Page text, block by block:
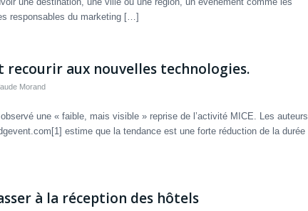
responsables du marketing […]
recourir aux nouvelles technologies.
Morand
une « faible, mais visible » reprise de l’activité MICE. Les auteurs
estime que la tendance est une forte réduction de la durée
à la réception des hôtels